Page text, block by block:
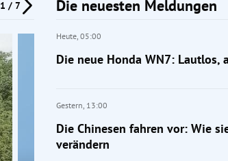
1 / 7 Die neuesten Meldungen
Heute, 05:00
Die neue Honda WN7:
Gestern, 13:00
Die Chinesen fahren vor: Wie
verändern